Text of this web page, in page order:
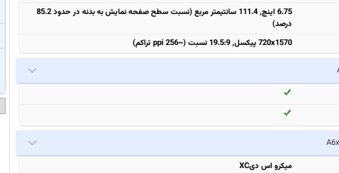
6.75 اینچ, 111.4 سانتیمتر مربع (نسبت سطح صفحه نمایش به بدنه در حدود 85.2
درصد)
720x1570 پیکسل, 19.5:9 نسبت (~256 ppi تراکم)
میکرو اس دیXC